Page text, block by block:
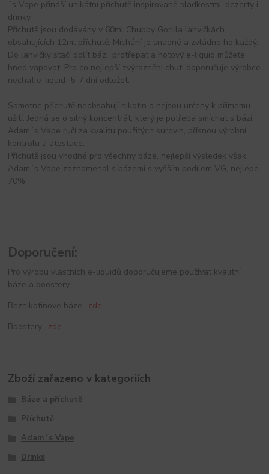
´s Vape přináší unikátní příchutě inspirované sladkostmi, dezerty i
drinky.
Příchutě jsou dodávány v 60ml Chubby Gorilla lahvičkách
obsahujících 12ml příchutě. Míchání je snadné a zvládne ho každý.
Do lahvičky stačí dolít bázi, protřepat a hotový e-liquid můžete
hned vapovat. Pro co nejlepší zvýrazněni chuti doporučuje výrobce
nechat e-liquid 5-7 dní odležet.
Samotné příchutě neobsahují nikotin a nejsou určeny k přímému
užití. Jedná se o silný koncentrát, který je potřeba smíchat s bází.
Adam´s Vape ručí za kvalitu použitých surovin, přísnou výrobní
kontrolu a atestace.
Příchutě jsou vhodné pro všechny báze, nejlepší výsledek však
Adam´s Vape zaznamenal s bázemi s vyšším podílem VG, nejlépe
70%.
Doporučení:
Pro výrobu vlastních e-liquidů doporučujeme používat kvalitní
báze a boostery.
Beznikotinové báze ..zde
Boostery ..zde
Zboží zařazeno v kategoriích
Báze a příchutě
Příchutě
Adam´s Vape
Drinks